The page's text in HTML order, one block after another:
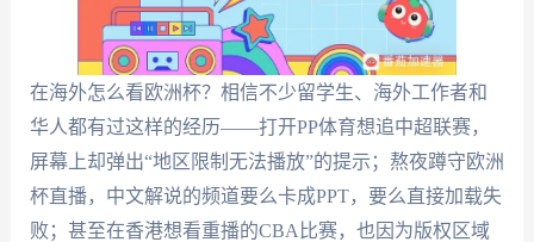
在海外怎么看欧洲杯？相信不少留学生、海外工作者和
华人都有过这样的经历——打开PP体育想追中超联赛，
屏幕上却弹出“地区限制无法播放”的提示；熬夜蹲守欧洲
杯直播，中文解说的频道要么卡成PPT，要么直接加载失
败；甚至在香港想看重播的CBA比赛，也因为版权区域